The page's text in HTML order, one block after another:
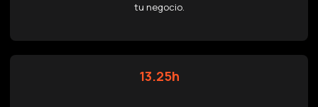
tu negocio.
13.25h